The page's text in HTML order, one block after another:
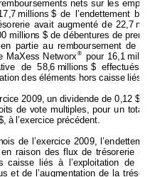
nets sur les
millions $ de l’endettement
avait augmenté de 22,7
millions $ de débentures de pr
partie au remboursement de
MaXess Networx ® pour 16,1
de 58,6 millions $ effectués
des éléments hors caisse liés
ce 2009, un dividende de 0,12 $ l
de vote multiples, pour un total
à l’exercice précédent.
de l’exercice 2009,
raison des flux de trésorerie
caisse liés à l’exploitation de
et de l’augmentation de la trés